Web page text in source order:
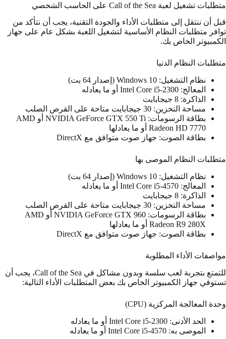
متطلبات تشغيل لعبة Call of the Sea على الحاسب الشخصي
قبل أن ننتقل إلى متطلبات الأداء والجودة التقنية، يجب أن نتأكد من
توافر متطلبات النظام الأساسية لتشغيل اللعبة بشكل عام على جهاز
الكمبيوتر الخاص بك.
متطلبات النظام الدنيا
نظام التشغيل: Windows 10 (إصدار 64 بت)
المعالج: Intel Core i5-2300 أو ما يعادله
الذاكرة: 8 جيجابايت
مساحة التخزين: 30 جيجابايت متاحة على القرص الصلب
بطاقة الرسومات: NVIDIA GeForce GTX 550 Ti أو AMD
Radeon HD 7770 أو ما يعادلها
بطاقة الصوت: جهاز صوت متوافق مع DirectX
متطلبات النظام الموصى بها
نظام التشغيل: Windows 10 (إصدار 64 بت)
المعالج: Intel Core i5-4570 أو ما يعادله
الذاكرة: 8 جيجابايت
مساحة التخزين: 30 جيجابايت متاحة على القرص الصلب
بطاقة الرسومات: NVIDIA GeForce GTX 960 أو AMD
Radeon R9 280X أو ما يعادلها
بطاقة الصوت: جهاز صوت متوافق مع DirectX
مواصفات الأداء المطلوبة
للتمتع بتجربة لعب سلسة وبدون مشاكل في Call of the Sea، يجب أن
تستوفي جهاز الكمبيوتر الخاص بك بعض المتطلبات الأداء التالية:
وحدة المعالجة المركزية (CPU)
الحد الأدنى: Intel Core i5-2300 أو ما يعادله
الموصى به: Intel Core i5-4570 أو ما يعادله